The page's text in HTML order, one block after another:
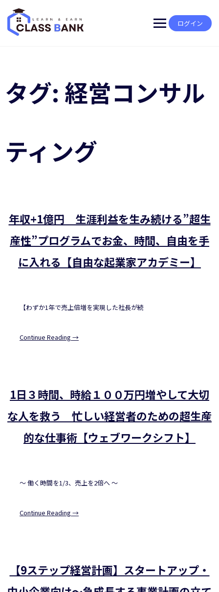
content
ログイン
タグ: 経営コンサル
ティング
年収+1億円 生涯利益を生み続ける”超生
産性”プログラムでお金、時間、自由を手
に入れる【自由な起業家アカデミー】
【わずか1年で売上倍増を実現した社長が続
Continue Reading →
1日３時間、時給１００万円増やして大切
な人を救う 忙しい経営者のための超生産
的な仕事術【ウェブワークシフト】
～ 働く時間を1/3、売上を2倍へ ～
Continue Reading →
【9ステップ経営計画】スタートアップ・